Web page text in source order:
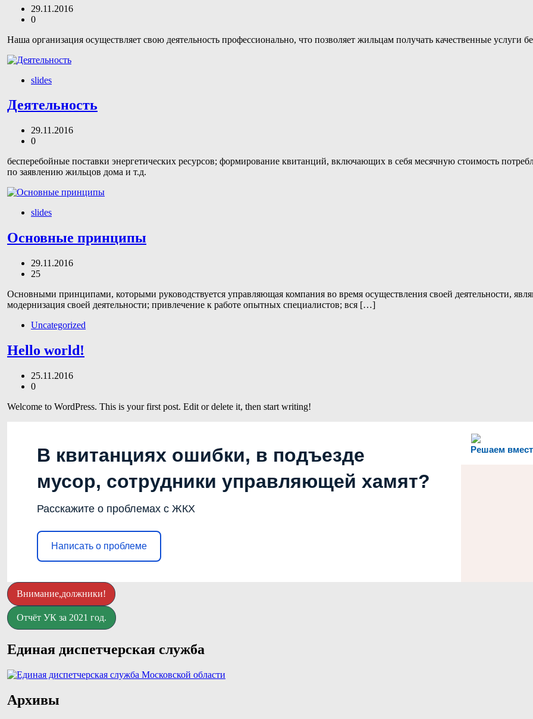
29.11.2016
0
Наша организация осуществляет свою деятельность профессионально, что позволяет жильцам получать качественные услуги
slides
Деятельность
29.11.2016
0
бесперебойные поставки энергетических ресурсов; формирование квитанций, включающих в себя месячную стоимость
по заявлению жильцов дома и т.д.
slides
Основные принципы
29.11.2016
25
Основными принципами, которыми руководствуется управляющая компания во время осуществления своей деятельности,
модернизация своей деятельности; привлечение к работе опытных специалистов; вся […]
Uncategorized
Hello world!
25.11.2016
0
Welcome to WordPress. This is your first post. Edit or delete it, then start writing!
Решаем
В квитанциях ошибки, в подъезде
мусор, сотрудники управляющей хамят?
Расскажите о проблемах с ЖКХ
Написать о проблеме
Внимание,должники!
Отчёт УК за 2021 год.
Единая диспетчерская служба
Архивы